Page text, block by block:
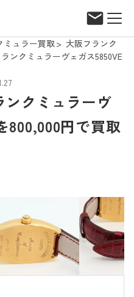
ミュラー買取
大阪フランク
ンクミュラーヴェガス5850VE
クミュラーヴ
800,000円で買取